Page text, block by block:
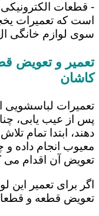
- قطعات
است که تعمیرات
سوی لوازم خانگی
تعمیر و تعویض
کاشان
تعمیرات لباسشویی
پس از عیب یابی،
دهند، ابتدا تمام
معیوب انجام داده و
تعویض آن اقدام می
اگر برای تعمیر
تعویض قطعه و